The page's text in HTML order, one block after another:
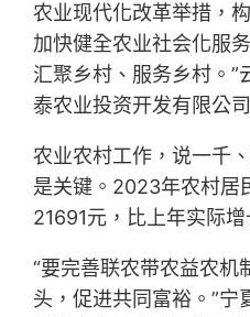
农业现代化改革举措，
加快健全农业社会化服
汇聚乡村、服务乡村。”
泰农业投资开发有限公
农业农村工作，说一千
是关键。2023年农村居
21691元，比上年实际增
“要完善联农带农益农机
头，促进共同富裕。”宁